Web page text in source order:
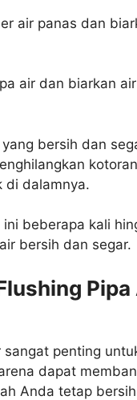
air panas dan
air dan biarkan
bersih dan
di dalamnya.
beberapa kali
bersih dan segar.
Pipa
sangat penting
dapat
Anda tetap